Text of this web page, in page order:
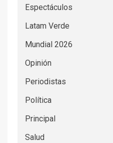
Espectáculos
Latam Verde
Mundial 2026
Opinión
Periodistas
Política
Principal
Salud